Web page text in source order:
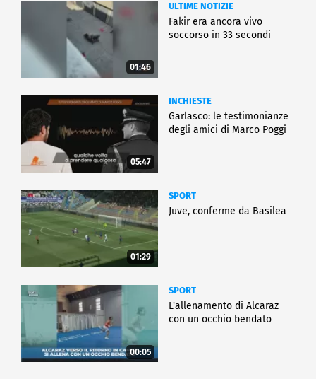
01:46
ULTIME NOTIZIE
Fakir era ancora vivo
soccorso in 33 secondi
05:47
INCHIESTE
Garlasco: le testimonianze
degli amici di Marco Poggi
01:29
SPORT
Juve, conferme da Basilea
00:05
SPORT
L'allenamento di Alcaraz
con un occhio bendato